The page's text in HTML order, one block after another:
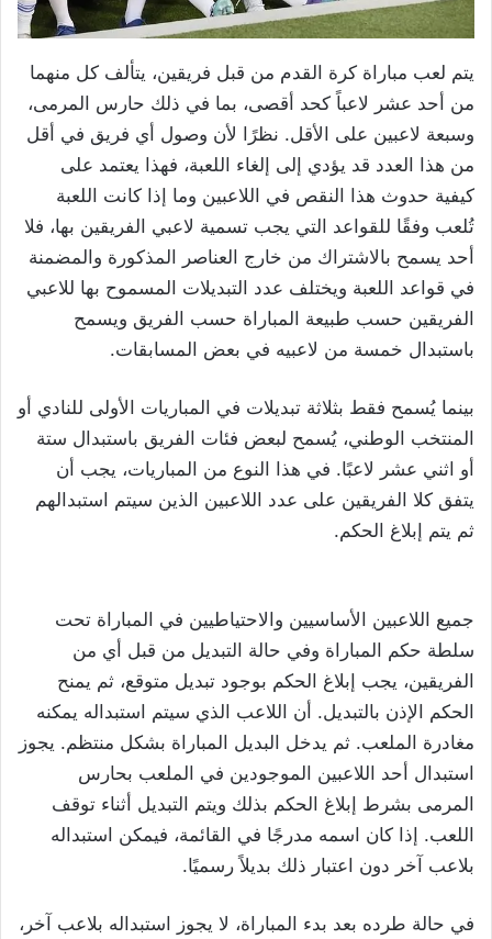
يتم لعب مباراة كرة القدم من قبل فريقين، يتألف كل منهما
من أحد عشر لاعباً كحد أقصى، بما في ذلك حارس المرمى،
وسبعة لاعبين على الأقل. نظرًا لأن وصول أي فريق في أقل
من هذا العدد قد يؤدي إلى إلغاء اللعبة، فهذا يعتمد على
كيفية حدوث هذا النقص في اللاعبين وما إذا كانت اللعبة
تُلعب وفقًا للقواعد التي يجب تسمية لاعبي الفريقين بها، فلا
أحد يسمح بالاشتراك من خارج العناصر المذكورة والمضمنة
في قواعد اللعبة ويختلف عدد التبديلات المسموح بها للاعبي
الفريقين حسب طبيعة المباراة حسب الفريق ويسمح
باستبدال خمسة من لاعبيه في بعض المسابقات.
بينما يُسمح فقط بثلاثة تبديلات في المباريات الأولى للنادي أو
المنتخب الوطني، يُسمح لبعض فئات الفريق باستبدال ستة
أو اثني عشر لاعبًا. في هذا النوع من المباريات، يجب أن
يتفق كلا الفريقين على عدد اللاعبين الذين سيتم استبدالهم
ثم يتم إبلاغ الحكم.
جميع اللاعبين الأساسيين والاحتياطيين في المباراة تحت
سلطة حكم المباراة وفي حالة التبديل من قبل أي من
الفريقين، يجب إبلاغ الحكم بوجود تبديل متوقع، ثم يمنح
الحكم الإذن بالتبديل. أن اللاعب الذي سيتم استبداله يمكنه
مغادرة الملعب. ثم يدخل البديل المباراة بشكل منتظم. يجوز
استبدال أحد اللاعبين الموجودين في الملعب بحارس
المرمى بشرط إبلاغ الحكم بذلك ويتم التبديل أثناء توقف
اللعب. إذا كان اسمه مدرجًا في القائمة، فيمكن استبداله
بلاعب آخر دون اعتبار ذلك بديلاً رسميًا.
في حالة طرده بعد بدء المباراة، لا يجوز استبداله بلاعب آخر،